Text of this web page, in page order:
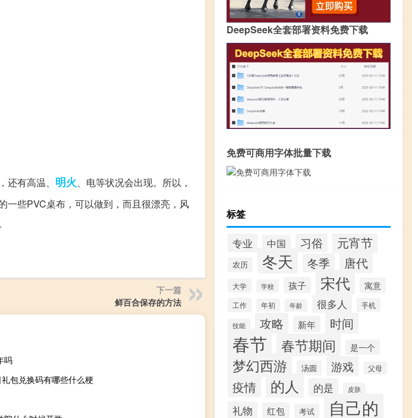
有高温、 明火、电等状况会出现。所以，
一些PVC桌布，可以做到，而且很漂亮，风
下一篇
鲜百合保存的方法
吗
包兑换码有哪些什么梗
DeepSeek全套部署资料免费下载
免费可商用字体批量下载
标签
专业 中国 习俗 元宵节
农历 冬天 冬季 唐代
大学 学校 孩子 宋代 寓意
工作 年初 年龄 很多人 手机
技能 攻略 新年 时间
春节 春节期间 是一个
梦幻西游 汤圆 游戏 父母
疫情 的人 的是 皮肤
礼物 红包 考试 自己的